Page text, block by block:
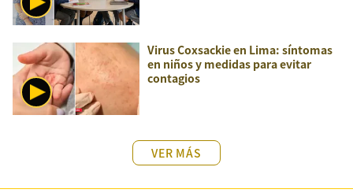
Virus Coxsackie en Lima: síntomas
en niños y medidas para evitar
contagios
VER MÁS